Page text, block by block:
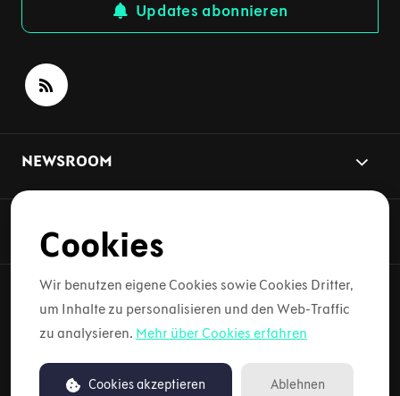
Updates abonnieren
NEWSROOM
Copyright © 2026 Lynk & Co. Alle Rechte vorbehalten.
Nutzungsbedingungen
Cookies
Wir benutzen eigene Cookies sowie Cookies Dritter,
um Inhalte zu personalisieren und den Web-Traffic
zu analysieren. Mehr über Cookies erfahren
Cookies akzeptieren Ablehnen